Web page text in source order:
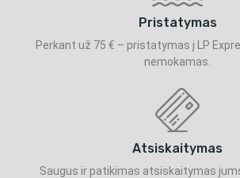
Pristatymas
Perkant už 75 € – pristatymas į LP
nemokamas.
Atsiskaitymas
Saugus ir patikimas atsiskaitymas